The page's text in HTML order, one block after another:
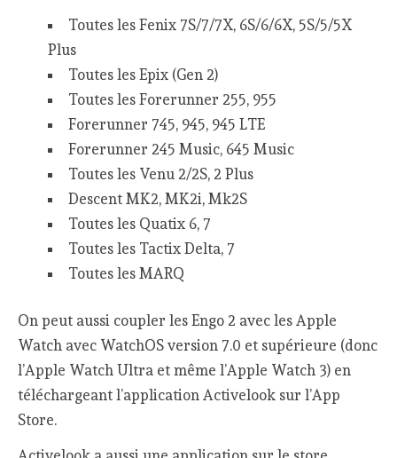
Toutes les Fenix 7S/7/7X, 6S/6/6X, 5S/5/5X
Plus
Toutes les Epix (Gen 2)
Toutes les Forerunner 255, 955
Forerunner 745, 945, 945 LTE
Forerunner 245 Music, 645 Music
Toutes les Venu 2/2S, 2 Plus
Descent MK2, MK2i, Mk2S
Toutes les Quatix 6, 7
Toutes les Tactix Delta, 7
Toutes les MARQ
On peut aussi coupler les Engo 2 avec les Apple
Watch avec WatchOS version 7.0 et supérieure (donc
l’Apple Watch Ultra et même l’Apple Watch 3) en
téléchargeant l’application Activelook sur l’App
Store.